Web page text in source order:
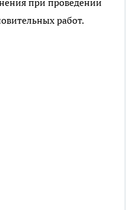
при проведении
работ.